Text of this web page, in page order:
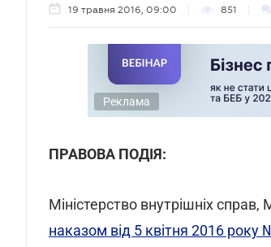
19 травня 2016, 09:00 851
Реклама
ПРАВОВА ПОДІЯ:
Міністерство внутрішніх
наказом від 5 квітня 2016